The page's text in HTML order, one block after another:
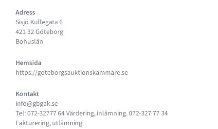
Adress
Sisjö Kullegata 6
421 32 Göteborg
Bohuslän
Hemsida
https://goteborgsauktionskammare.se
Kontakt
info@gbgak.se
Tel: 072-32777 64 Värdering, inlämning. 072-327 77 34
Fakturering, utlämning